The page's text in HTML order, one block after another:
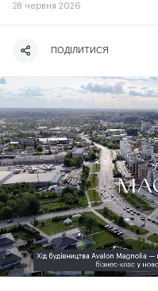
28 червня 2026
ЧИТАТИ ІСТОРІЮ
ПОДІЛИТИСЯ